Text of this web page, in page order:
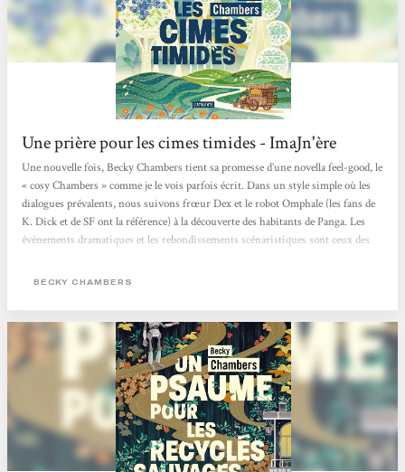
Une prière pour les cimes timides - ImaJn'ère
Une nouvelle fois, Becky Chambers tient sa promesse d’une novella feel-good, le
« cosy Chambers » comme je le vois parfois écrit. Dans un style simple où les
dialogues prévalents, nous suivons frœur Dex et le robot Omphale (les fans de
K. Dick et de SF ont la référence) à la découverte des habitants de Panga. Les
événements dramatiques et les rebondissements scénaristiques sont ceux des
éducation, et que l’autrice nous révèle sous forme de scénette. C’est le propre
BECKY CHAMBERS